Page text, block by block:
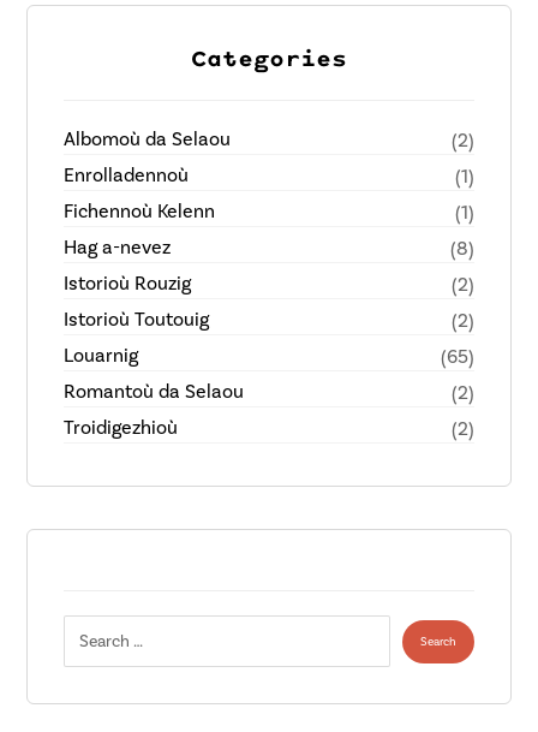
Categories
Albomoù da Selaou
(2)
Enrolladennoù
(1)
Fichennoù Kelenn
(1)
Hag a-nevez
(8)
Istorioù Rouzig
(2)
Istorioù Toutouig
(2)
Louarnig
(65)
Romantoù da Selaou
(2)
Troidigezhioù
(2)